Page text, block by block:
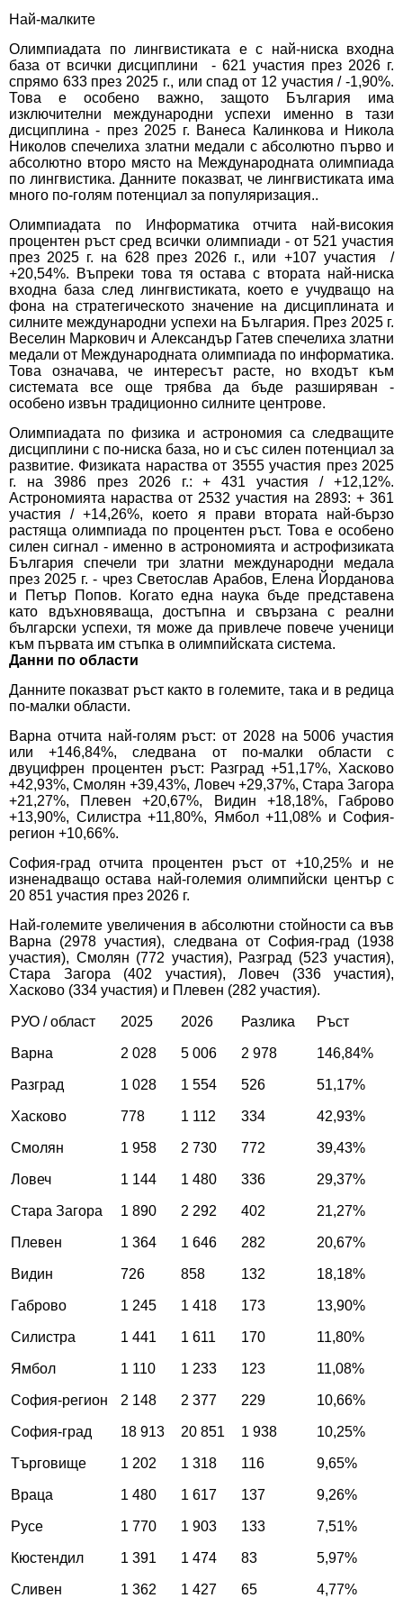
Най-малките
Олимпиадата по лингвистиката е с най-ниска входна
база от всички дисциплини - 621 участия през 2026 г.
спрямо 633 през 2025 г., или спад от 12 участия / -1,90%.
Това е особено важно, защото България има
изключителни международни успехи именно в тази
дисциплина - през 2025 г. Ванеса Калинкова и Никола
Николов спечелиха златни медали с абсолютно първо и
абсолютно второ място на Международната олимпиада
по лингвистика. Данните показват, че лингвистиката има
много по-голям потенциал за популяризация..
Олимпиадата по Информатика отчита най-високия
процентен ръст сред всички олимпиади - от 521 участия
през 2025 г. на 628 през 2026 г., или +107 участия /
+20,54%. Въпреки това тя остава с втората най-ниска
входна база след лингвистиката, което е учудващо на
фона на стратегическото значение на дисциплината и
силните международни успехи на България. През 2025 г.
Веселин Маркович и Александър Гатев спечелиха златни
медали от Международната олимпиада по информатика.
Това означава, че интересът расте, но входът към
системата все още трябва да бъде разширяван -
особено извън традиционно силните центрове.
Олимпиадата по физика и астрономия са следващите
дисциплини с по-ниска база, но и със силен потенциал за
развитие. Физиката нараства от 3555 участия през 2025
г. на 3986 през 2026 г.: + 431 участия / +12,12%.
Астрономията нараства от 2532 участия на 2893: + 361
участия / +14,26%, което я прави втората най-бързо
растяща олимпиада по процентен ръст. Това е особено
силен сигнал - именно в астрономията и астрофизиката
България спечели три златни международни медала
през 2025 г. - чрез Светослав Арабов, Елена Йорданова
и Петър Попов. Когато една наука бъде представена
като вдъхновяваща, достъпна и свързана с реални
български успехи, тя може да привлече повече ученици
към първата им стъпка в олимпийската система.
Данни по области
Данните показват ръст както в големите, така и в редица
по-малки области.
Варна отчита най-голям ръст: от 2028 на 5006 участия
или +146,84%, следвана от по-малки области с
двуцифрен процентен ръст: Разград +51,17%, Хасково
+42,93%, Смолян +39,43%, Ловеч +29,37%, Стара Загора
+21,27%, Плевен +20,67%, Видин +18,18%, Габрово
+13,90%, Силистра +11,80%, Ямбол +11,08% и София-
регион +10,66%.
София-град отчита процентен ръст от +10,25% и не
изненадващо остава най-големия олимпийски център с
20 851 участия през 2026 г.
Най-големите увеличения в абсолютни стойности са във
Варна (2978 участия), следвана от София-град (1938
участия), Смолян (772 участия), Разград (523 участия),
Стара Загора (402 участия), Ловеч (336 участия),
Хасково (334 участия) и Плевен (282 участия).
РУО / област 2025 2026 Разлика Ръст
Варна 2 028 5 006 2 978 146,84%
Разград 1 028 1 554 526 51,17%
Хасково 778 1 112 334 42,93%
Смолян 1 958 2 730 772 39,43%
Ловеч 1 144 1 480 336 29,37%
Стара Загора 1 890 2 292 402 21,27%
Плевен 1 364 1 646 282 20,67%
Видин 726 858 132 18,18%
Габрово 1 245 1 418 173 13,90%
Силистра 1 441 1 611 170 11,80%
Ямбол 1 110 1 233 123 11,08%
София-регион 2 148 2 377 229 10,66%
София-град 18 913 20 851 1 938 10,25%
Търговище 1 202 1 318 116 9,65%
Враца 1 480 1 617 137 9,26%
Русе 1 770 1 903 133 7,51%
Кюстендил 1 391 1 474 83 5,97%
Сливен 1 362 1 427 65 4,77%